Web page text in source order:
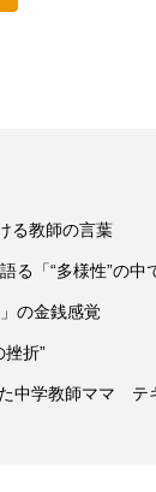
る教師の言葉
「“多様性”の中
の金銭感覚
折”
中学教師ママ テ